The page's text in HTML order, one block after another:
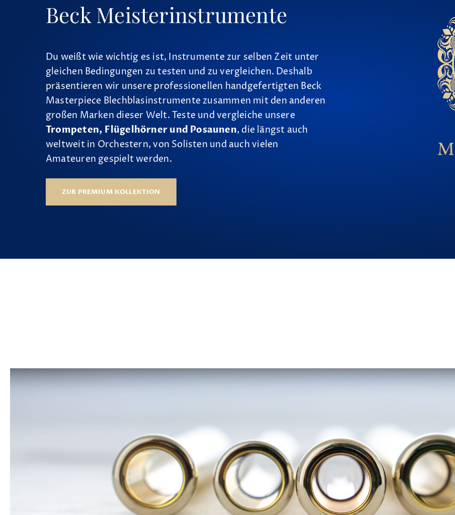
Beck Meisterinstrumente
Du weißt wie wichtig es ist, Instrumente zur selben Zeit unter
gleichen Bedingungen zu testen und zu vergleichen. Deshalb
präsentieren wir unsere professionellen handgefertigten Beck
Masterpiece Blechblasinstrumente zusammen mit den anderen
großen Marken dieser Welt. Teste und vergleiche unsere
Trompeten, Flügelhörner und Posaunen, die längst auch
weltweit in Orchestern, von Solisten und auch vielen
Amateuren gespielt werden.
ZUR PREMIUM KOLLEKTION